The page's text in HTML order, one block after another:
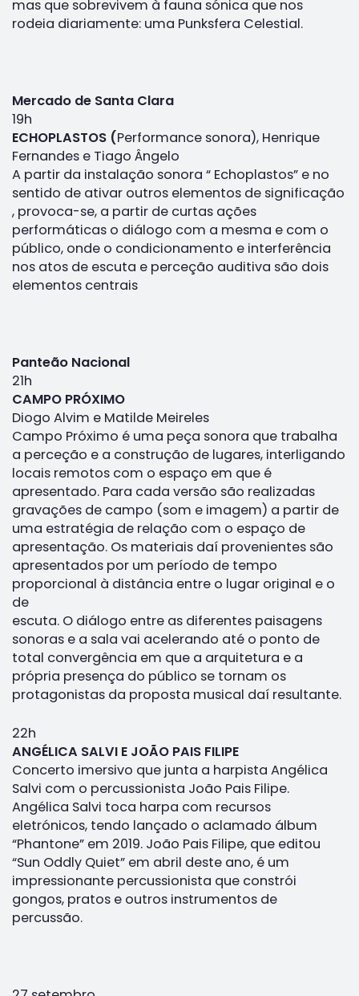
mas que sobrevivem à fauna sónica que nos
rodeia diariamente: uma Punksfera Celestial.
Mercado de Santa Clara
19h
ECHOPLASTOS (Performance sonora), Henrique
Fernandes e Tiago Ângelo
A partir da instalação sonora “ Echoplastos” e no
sentido de ativar outros elementos de significação
, provoca-se, a partir de curtas ações
performáticas o diálogo com a mesma e com o
público, onde o condicionamento e interferência
nos atos de escuta e perceção auditiva são dois
elementos centrais
Panteão Nacional
21h
CAMPO PRÓXIMO
Diogo Alvim e Matilde Meireles
Campo Próximo é uma peça sonora que trabalha
a perceção e a construção de lugares, interligando
locais remotos com o espaço em que é
apresentado. Para cada versão são realizadas
gravações de campo (som e imagem) a partir de
uma estratégia de relação com o espaço de
apresentação. Os materiais daí provenientes são
apresentados por um período de tempo
proporcional à distância entre o lugar original e o
de
escuta. O diálogo entre as diferentes paisagens
sonoras e a sala vai acelerando até o ponto de
total convergência em que a arquitetura e a
própria presença do público se tornam os
protagonistas da proposta musical daí resultante.
22h
ANGÉLICA SALVI E JOÃO PAIS FILIPE
Concerto imersivo que junta a harpista Angélica
Salvi com o percussionista João Pais Filipe.
Angélica Salvi toca harpa com recursos
eletrónicos, tendo lançado o aclamado álbum
“Phantone” em 2019. João Pais Filipe, que editou
“Sun Oddly Quiet” em abril deste ano, é um
impressionante percussionista que constrói
gongos, pratos e outros instrumentos de
percussão.